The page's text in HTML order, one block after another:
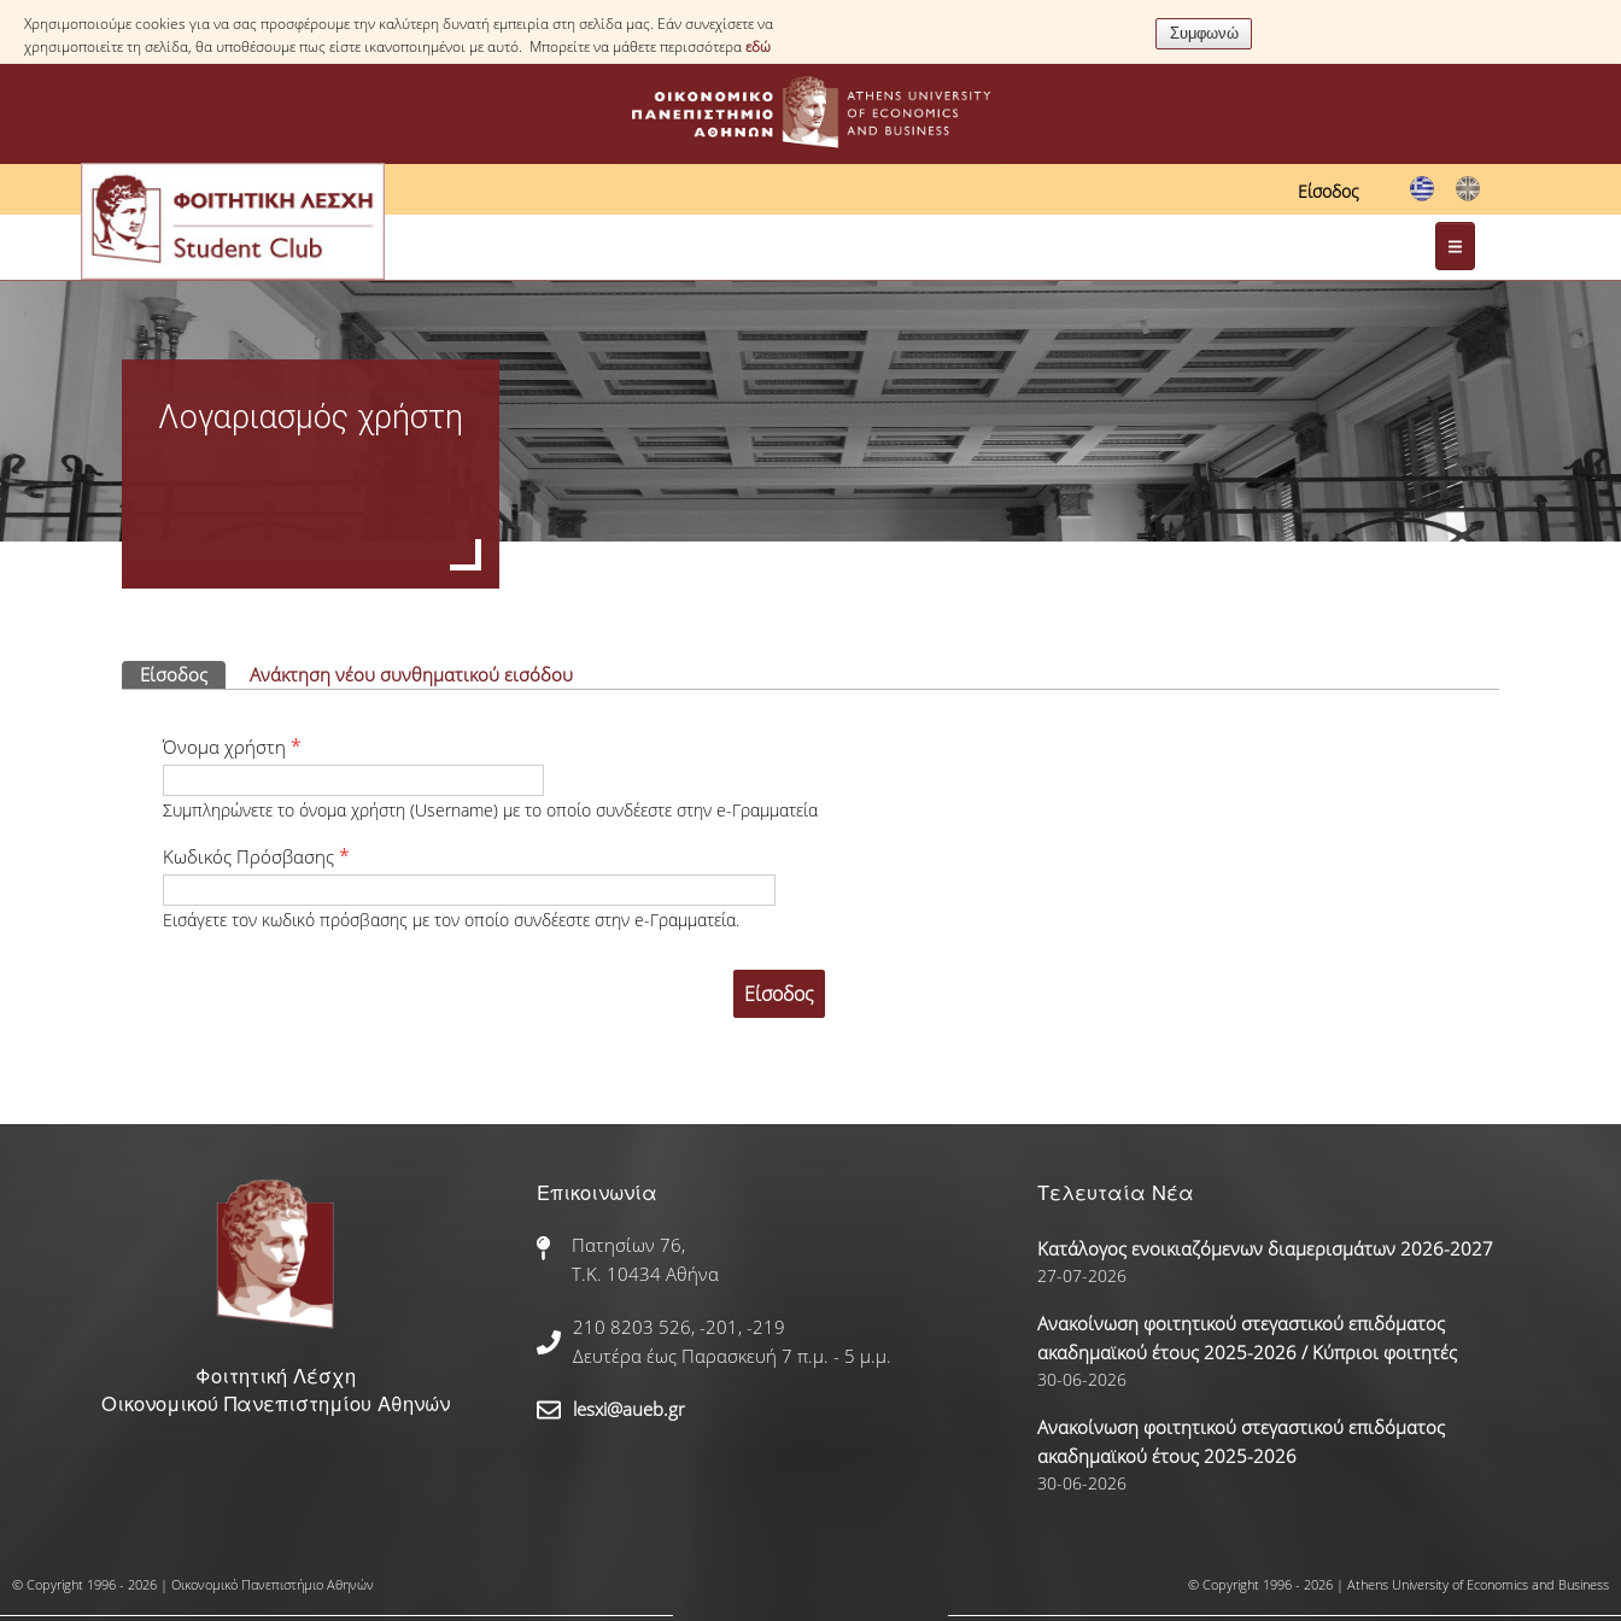
Χρησιμοποιούμε cookies για να σας προσφέρουμε την καλύτερη δυνατή εμπειρία στη σελίδα μας. Εάν συνεχίσετε να
χρησιμοποιείτε τη σελίδα, θα υποθέσουμε πως είστε ικανοποιημένοι με αυτό. Μπορείτε να μάθετε περισσότεραεδώ
Είσοδος
Νομοθεσία
Όργανα Διοίκησης
Σύνθεση Διοικητικού Συμβουλίου Φοιτητικής Λέσχης ΟΠΑ
Υπηρεσίες Πολιτισμού & Αθλητισμού & Εκμάθησης Ξένων Γλωσσών
Σίτιση - Στέγαση
Δικαιούχοι, Προϋποθέσεις & Δικαιολογητικά
Στέγασης
Λογαριασμός χρήστη
Πρωτεύουσες καρτέλες
Είσοδος(ενεργή καρτέλα)
Ανάκτηση νέου συνθηματικού εισόδου
Όνομα χρήστη *
Συμπληρώνετε το όνομα χρήστη (Username) με το οποίο συνδέεστε στην e-Γραμματεία
Κωδικός Πρόσβασης *
Εισάγετε τον κωδικό πρόσβασης με τον οποίο συνδέεστε στην e-Γραμματεία.
Φοιτητική Λέσχη
Οικονομικού Πανεπιστημίου Αθηνών
Επικοινωνία
Πατησίων 76,
Τ.Κ. 10434 Αθήνα
210 8203 526, -201, -219
Δευτέρα έως Παρασκευή 7 π.μ. - 5 μ.μ.
lesxi@aueb.gr
Τελευταία Νέα
Κατάλογος ενοικιαζόμενων διαμερισμάτων 2026-2027
27-07-2026
Ανακοίνωση φοιτητικού στεγαστικού επιδόματος
ακαδημαϊκού έτους 2025-2026 / Κύπριοι φοιτητές
30-06-2026
Ανακοίνωση φοιτητικού στεγαστικού επιδόματος
ακαδημαϊκού έτους 2025-2026
30-06-2026
© Copyright 1996 - 2026 | Οικονομικό Πανεπιστήμιο Αθηνών © Copyright 1996 - 2026 | Athens University of Economics and Business